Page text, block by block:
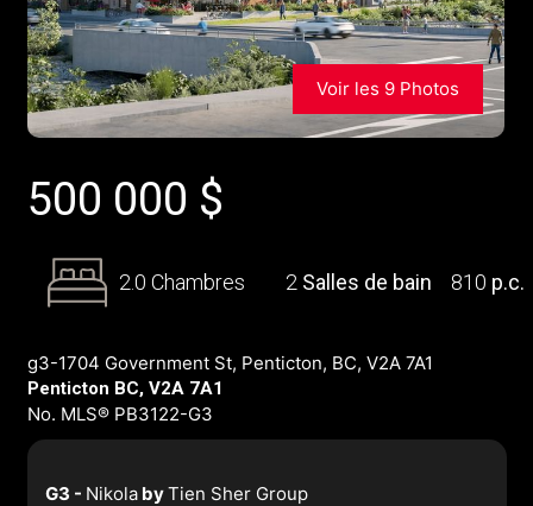
Voir les 9 Photos
500 000 $
2.0 Chambres 2 Salles de bain 810 p.c.
g3-1704 Government St, Penticton, BC, V2A 7A1
Penticton BC, V2A 7A1
No. MLS® PB3122-G3
G3 - NikolabyTien Sher Group